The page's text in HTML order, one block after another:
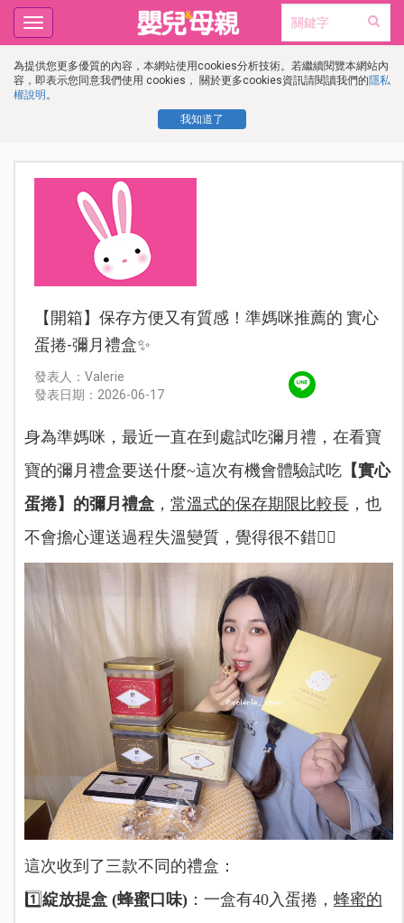
為提供您更多優質的內容，本網站使用cookies分析技術。若繼續閱覽本網站內
容，即表示您同意我們使用 cookies， 關於更多cookies資訊請閱讀我們的隱私
權說明 。
我知道了
Toggle
navigation
【開箱】保存方便又有質感！準媽咪推薦的 實心
蛋捲-彌月禮盒✨
發表人：Valerie
發表日期：2026-06-17
身為準媽咪，最近一直在到處試吃彌月禮，在看寶
寶的彌月禮盒要送什麼~這次有機會體驗試吃【實心
蛋捲】的彌月禮盒， 常溫式的保存期限比較長，也
不會擔心運送過程失溫變質，覺得很不錯👍🏻
這次收到了三款不同的禮盒：
1️⃣ 綻放提盒 (蜂蜜口味)：一盒有40入蛋捲， 蜂蜜的